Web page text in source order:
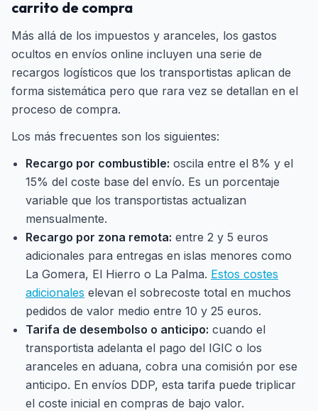
carrito de compra
Más allá de los impuestos y aranceles, los gastos
ocultos en envíos online incluyen una serie de
recargos logísticos que los transportistas aplican de
forma sistemática pero que rara vez se detallan en el
proceso de compra.
Los más frecuentes son los siguientes:
Recargo por combustible: oscila entre el 8% y el
15% del coste base del envío. Es un porcentaje
variable que los transportistas actualizan
mensualmente.
Recargo por zona remota: entre 2 y 5 euros
adicionales para entregas en islas menores como
La Gomera, El Hierro o La Palma. Estos costes
adicionales elevan el sobrecoste total en muchos
pedidos de valor medio entre 10 y 25 euros.
Tarifa de desembolso o anticipo: cuando el
transportista adelanta el pago del IGIC o los
aranceles en aduana, cobra una comisión por ese
anticipo. En envíos DDP, esta tarifa puede triplicar
el coste inicial en compras de bajo valor.